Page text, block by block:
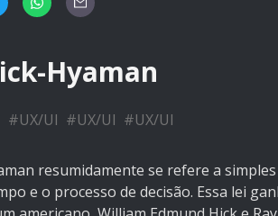
Hyaman
#UX/UI #UX/UI #UX/UI
resumidamente se refere a
e o processo de decisão. Essa lei